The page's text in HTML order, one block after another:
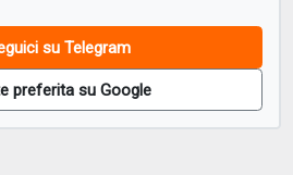
su Telegram
preferita su Google